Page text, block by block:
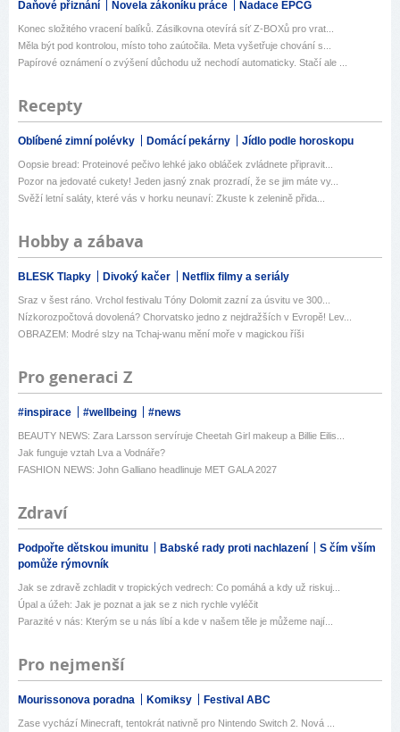
Daňové přiznání Novela zákoníku práce Nadace EPCG
Konec složitého vracení balíků. Zásilkovna otevírá síť Z-BOXů pro vrat...
Měla být pod kontrolou, místo toho zaútočila. Meta vyšetřuje chování s...
Papírové oznámení o zvýšení důchodu už nechodí automaticky. Stačí ale ...
Recepty
Oblíbené zimní polévky Domácí pekárny Jídlo podle horoskopu
Oopsie bread: Proteinové pečivo lehké jako obláček zvládnete připravit...
Pozor na jedovaté cukety! Jeden jasný znak prozradí, že se jim máte vy...
Svěží letní saláty, které vás v horku neunaví: Zkuste k zelenině přida...
Hobby a zábava
BLESK Tlapky Divoký kačer Netflix filmy a seriály
Sraz v šest ráno. Vrchol festivalu Tóny Dolomit zazní za úsvitu ve 300...
Nízkorozpočtová dovolená? Chorvatsko jedno z nejdražších v Evropě! Lev...
OBRAZEM: Modré slzy na Tchaj-wanu mění moře v magickou říši
Pro generaci Z
#inspirace #wellbeing #news
BEAUTY NEWS: Zara Larsson servíruje Cheetah Girl makeup a Billie Eilis...
Jak funguje vztah Lva a Vodnáře?
FASHION NEWS: John Galliano headlinuje MET GALA 2027
Zdraví
Podpořte dětskou imunitu Babské rady proti nachlazení
S čím vším
pomůže rýmovník
Jak se zdravě zchladit v tropických vedrech: Co pomáhá a kdy už riskuj...
Úpal a úžeh: Jak je poznat a jak se z nich rychle vyléčit
Parazité v nás: Kterým se u nás líbí a kde v našem těle je můžeme nají...
Pro nejmenší
Mourissonova poradna Komiksy Festival ABC
Zase vychází Minecraft, tentokrát nativně pro Nintendo Switch 2. Nová ...